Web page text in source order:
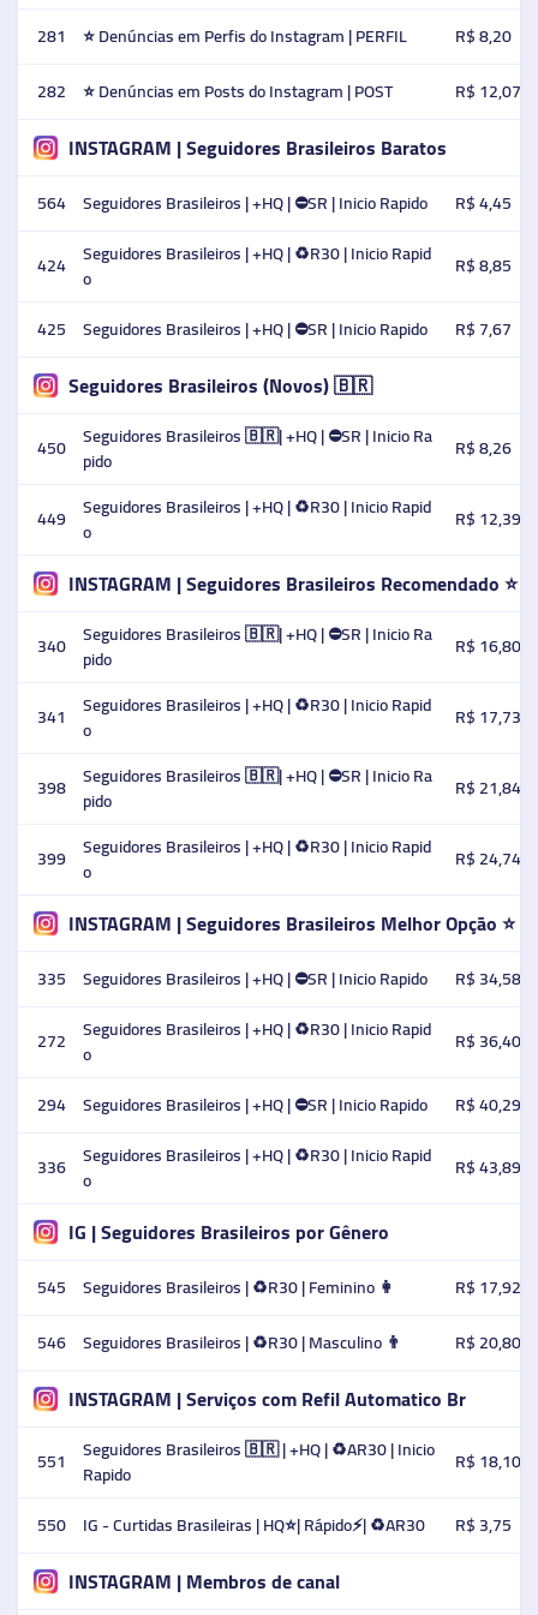
281 ⭐ Denúncias em Perfis do Instagram | PERFIL
R$ 8,20
282 ⭐ Denúncias em Posts do Instagram | POST R$ 12,07
INSTAGRAM | Seguidores Brasileiros Baratos
564 Seguidores Brasileiros | +HQ | ⛔SR | Inicio Rapido
R$ 4,45
424 Seguidores Brasileiros | +HQ | ♻️R30 | Inicio Rapid
o
R$ 8,85
425 Seguidores Brasileiros | +HQ | ⛔SR | Inicio Rapido R$ 7,67
Seguidores Brasileiros (Novos) 🇧🇷
450 Seguidores Brasileiros 🇧🇷| +HQ | ⛔SR | Inicio Ra
pido
R$ 8,26
449 Seguidores Brasileiros | +HQ | ♻️R30 | Inicio Rapid
o
R$ 12,39
INSTAGRAM | Seguidores Brasileiros Recomendado ⭐
340 Seguidores Brasileiros 🇧🇷| +HQ | ⛔SR | Inicio Ra
pido
R$ 16,80
341
Seguidores Brasileiros | +HQ | ♻️R30 | Inicio Rapid
o
R$ 17,73
398 Seguidores Brasileiros 🇧🇷| +HQ | ⛔SR | Inicio Ra
pido
R$ 21,84
399 Seguidores Brasileiros | +HQ | ♻️R30 | Inicio Rapid
o
R$ 24,74
INSTAGRAM | Seguidores Brasileiros Melhor Opção ⭐
335 Seguidores Brasileiros | +HQ | ⛔SR | Inicio Rapido
R$ 34,58
272 Seguidores Brasileiros | +HQ | ♻️R30 | Inicio Rapid
o
R$ 36,40
294 Seguidores Brasileiros | +HQ | ⛔SR | Inicio Rapido
R$ 40,29
336 Seguidores Brasileiros | +HQ | ♻️R30 | Inicio Rapid
o
R$ 43,89
IG | Seguidores Brasileiros por Gênero
545 Seguidores Brasileiros | ♻️R30 | Feminino 👩
R$ 17,92
546 Seguidores Brasileiros | ♻️R30 | Masculino 👨 R$ 20,80
INSTAGRAM | Serviços com Refil Automatico Br
551
Seguidores Brasileiros 🇧🇷 | +HQ | ♻️AR30 | Inicio
Rapido
R$ 18,10
550 IG - Curtidas Brasileiras | HQ⭐️| Rápido⚡️| ♻️AR30 R$ 3,75
INSTAGRAM | Membros de canal